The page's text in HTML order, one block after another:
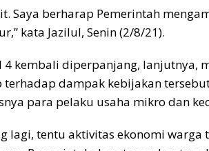
Saya berharap Pemerintah
kata Jazilul, Senin (2/8/21).
4 kembali diperpanjang, lanjutnya,
dampak kebijakan
para pelaku usaha mikro dan
lagi, tentu aktivitas ekonomi warga